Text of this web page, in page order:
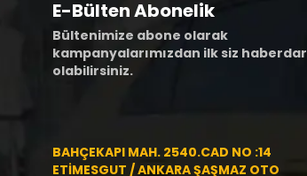
E-Bülten Abonelik
Bültenimize abone olarak
kampanyalarımızdan ilk siz haberdar
olabilirsiniz.
BAHÇEKAPI MAH. 2540.CAD NO :14
ETİMESGUT / ANKARA ŞAŞMAZ OTO